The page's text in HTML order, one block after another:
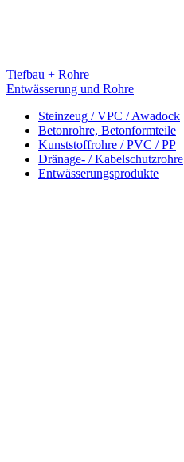
Tiefbau + Rohre
Entwässerung und Rohre
Steinzeug / VPC / Awadock
Betonrohre, Betonformteile
Kunststoffrohre / PVC / PP
Dränage- / Kabelschutzrohre
Entwässerungsprodukte